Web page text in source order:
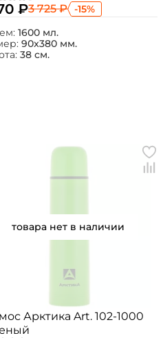
₽3 725 ₽ -15%
1600 мл.
90x380 мм.
38 см.
товара нет в наличии
Арктика Art. 102-1000